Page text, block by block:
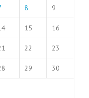
8 9
15 16
22 23
29 30